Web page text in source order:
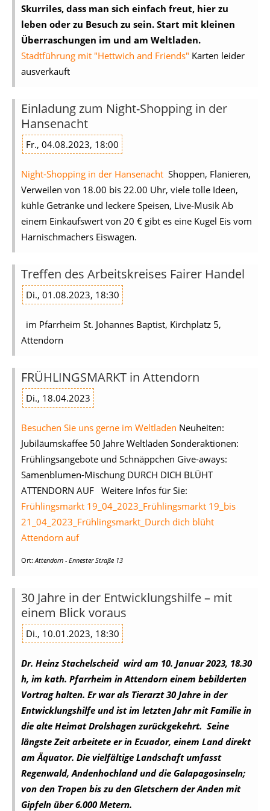
Skurriles, dass man sich einfach freut, hier zu
leben oder zu Besuch zu sein. Start mit kleinen
Überraschungen im und am Weltladen.
Stadtführung mit "Hettwich and Friends" Karten leider
ausverkauft
Einladung zum Night-Shopping in der
Hansenacht
Fr., 04.08.2023, 18:00
Night-Shopping in der Hansenacht Shoppen, Flanieren,
Verweilen von 18.00 bis 22.00 Uhr, viele tolle Ideen,
kühle Getränke und leckere Speisen, Live-Musik Ab
einem Einkaufswert von 20 € gibt es eine Kugel Eis vom
Harnischmachers Eiswagen.
Treffen des Arbeitskreises Fairer Handel
Di., 01.08.2023, 18:30
im Pfarrheim St. Johannes Baptist, Kirchplatz 5,
Attendorn
FRÜHLINGSMARKT in Attendorn
Di., 18.04.2023
Besuchen Sie uns gerne im Weltladen Neuheiten:
Jubiläumskaffee 50 Jahre Weltläden Sonderaktionen:
Frühlingsangebote und Schnäppchen Give-aways:
Samenblumen-Mischung DURCH DICH BLÜHT
ATTENDORN AUF Weitere Infos für Sie:
Frühlingsmarkt 19_04_2023_Frühlingsmarkt 19_bis
21_04_2023_Frühlingsmarkt_Durch dich blüht
Attendorn auf
Ort:Attendorn - Ennester Straße 13
30 Jahre in der Entwicklungshilfe – mit
einem Blick voraus
Di., 10.01.2023, 18:30
Dr. Heinz Stachelscheid wird am 10. Januar 2023, 18.30
h, im kath. Pfarrheim in Attendorn einem bebilderten
Vortrag halten. Er war als Tierarzt 30 Jahre in der
Entwicklungshilfe und ist im letzten Jahr mit Familie in
die alte Heimat Drolshagen zurückgekehrt. Seine
längste Zeit arbeitete er in Ecuador, einem Land direkt
am Äquator. Die vielfältige Landschaft umfasst
Regenwald, Andenhochland und die Galapagosinseln;
von den Tropen bis zu den Gletschern der Anden mit
Gipfeln über 6.000 Metern.